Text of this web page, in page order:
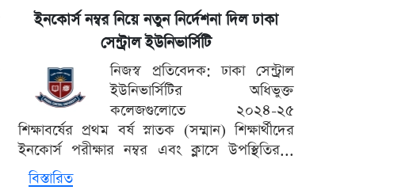
ইনকোর্স নম্বর নিয়ে নতুন নির্দেশনা দিল ঢাকা
সেন্ট্রাল ইউনিভার্সিটি
নিজস্ব প্রতিবেদক: ঢাকা সেন্ট্রাল
ইউনিভার্সিটির অধিভুক্ত
কলেজগুলোতে ২০২৪-২৫
শিক্ষাবর্ষের প্রথম বর্ষ স্নাতক (সম্মান) শিক্ষার্থীদের
ইনকোর্স পরীক্ষার নম্বর এবং ক্লাসে উপস্থিতির...
বিস্তারিত